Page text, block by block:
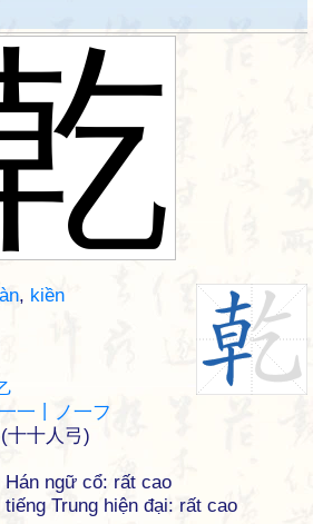
, kiền
一丨ノ一フ
十十人弓)
ngữ cổ: rất cao
Trung hiện đại: rất cao